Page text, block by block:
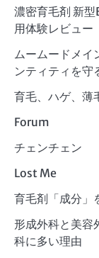
濃密育毛剤 新
用体験レビュー
ムームードメイ
ンティティを守
育毛、ハゲ、薄
Forum
チェンチェン
Lost Me
育毛剤「成分」
形成外科と美容
科に多い理由